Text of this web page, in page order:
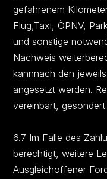
gefahrenem
Flug,Taxi, ÖPNV,
und sonstige
Nachweis
kannnach den
angesetzt werden.
vereinbart,
6.7 Im Falle des
berechtigt, weitere
Ausgleichoffener